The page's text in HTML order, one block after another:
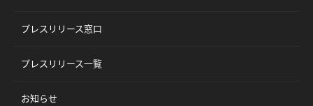
プレスリリース窓口
プレスリリース一覧
お知らせ